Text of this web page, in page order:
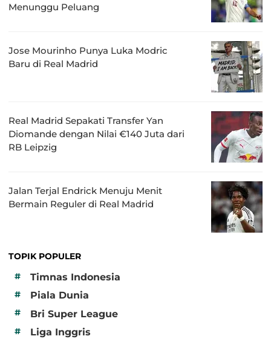
Menunggu Peluang
Jose Mourinho Punya Luka Modric
Baru di Real Madrid
Real Madrid Sepakati Transfer Yan
Diomande dengan Nilai €140 Juta dari
RB Leipzig
Jalan Terjal Endrick Menuju Menit
Bermain Reguler di Real Madrid
TOPIK POPULER
#
Timnas Indonesia
# Piala Dunia
# Bri Super League
# Liga Inggris